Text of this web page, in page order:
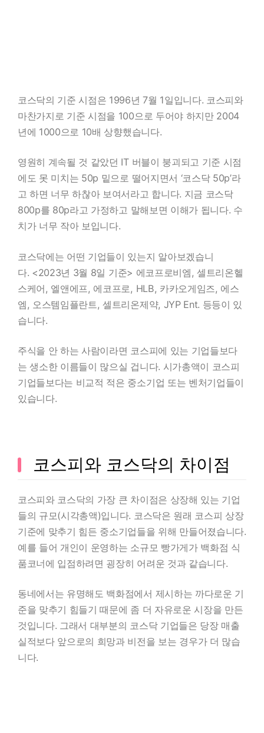
코스닥의 기준 시점은 1996년 7월 1일입니다. 코스피와
마찬가지로 기준 시점을 100으로 두어야 하지만 2004
년에 1000으로 10배 상향했습니다.
영원히 계속될 것 같았던 IT 버블이 붕괴되고 기준 시점
에도 못 미치는 50p 밑으로 떨어지면서 ‘코스닥 50p’라
고 하면 너무 하찮아 보여서라고 합니다. 지금 코스닥
800p를 80p라고 가정하고 말해보면 이해가 됩니다. 수
치가 너무 작아 보입니다.
코스닥에는 어떤 기업들이 있는지 알아보겠습니
다. <2023년 3월 8일 기준> 에코프로비엠, 셀트리온헬
스케어, 엘앤에프, 에코프로, HLB, 카카오게임즈, 에스
엠, 오스템임플란트, 셀트리온제약, JYP Ent. 등등이 있
습니다.
주식을 안 하는 사람이라면 코스피에 있는 기업들보다
는 생소한 이름들이 많으실 겁니다. 시가총액이 코스피
기업들보다는 비교적 적은 중소기업 또는 벤처기업들이
있습니다.
코스피와 코스닥의 차이점
코스피와 코스닥의 가장 큰 차이점은 상장해 있는 기업
들의 규모(시각총액)입니다. 코스닥은 원래 코스피 상장
기준에 맞추기 힘든 중소기업들을 위해 만들어졌습니다.
예를 들어 개인이 운영하는 소규모 빵가게가 백화점 식
품코너에 입점하려면 굉장히 어려운 것과 같습니다.
동네에서는 유명해도 백화점에서 제시하는 까다로운 기
준을 맞추기 힘들기 때문에 좀 더 자유로운 시장을 만든
것입니다. 그래서 대부분의 코스닥 기업들은 당장 매출
실적보다 앞으로의 희망과 비전을 보는 경우가 더 많습
니다.